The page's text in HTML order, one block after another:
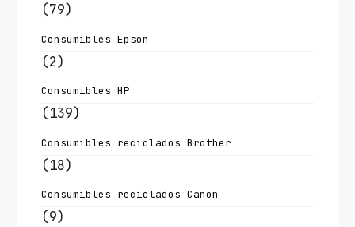
(79)
Consumibles Epson
(2)
Consumibles HP
(139)
Consumibles reciclados Brother
(18)
Consumibles reciclados Canon
(9)